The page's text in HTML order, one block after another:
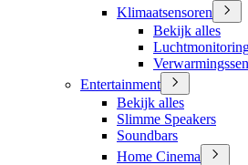
Klimaatsensoren
Bekijk alles
Entertainment
Bekijk alles
Slimme Speakers
Soundbars
Home Cinema